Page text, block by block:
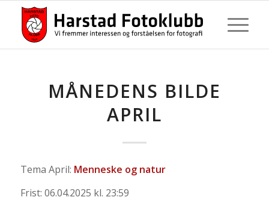
MÅNEDENS BILDE
APRIL
Tema April: Menneske og natur
Frist: 06.04.2025 kl. 23:59